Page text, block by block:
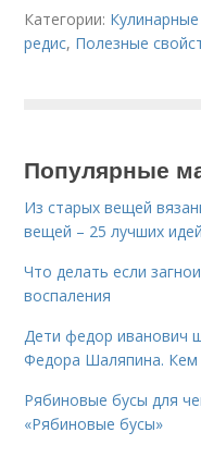
Категории:
редис, Полезные
Популярные
Из старых вещей
вещей – 25 лучших
Что делать если
воспаления
Дети федор иванович
Федора Шаляпина. Кем
Рябиновые бусы для
«Рябиновые бусы»